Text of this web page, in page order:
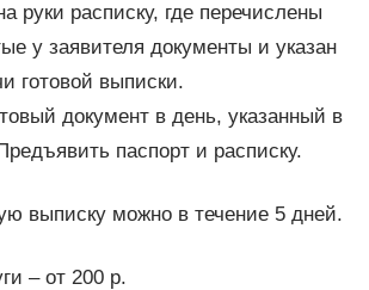
руки расписку, где перечислены
у заявителя документы и указан
готовой выписки.
документ в день, указанный в
паспорт и расписку.
выписку можно в течение 5 дней.
– от 200 р.